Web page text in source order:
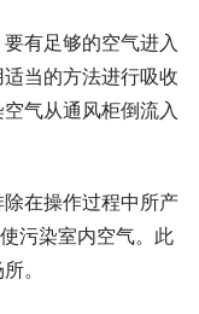
有足够的空气进入
当的方法进行吸收
气从通风柜倒流入
在操作过程中所产
污染室内空气。此
。